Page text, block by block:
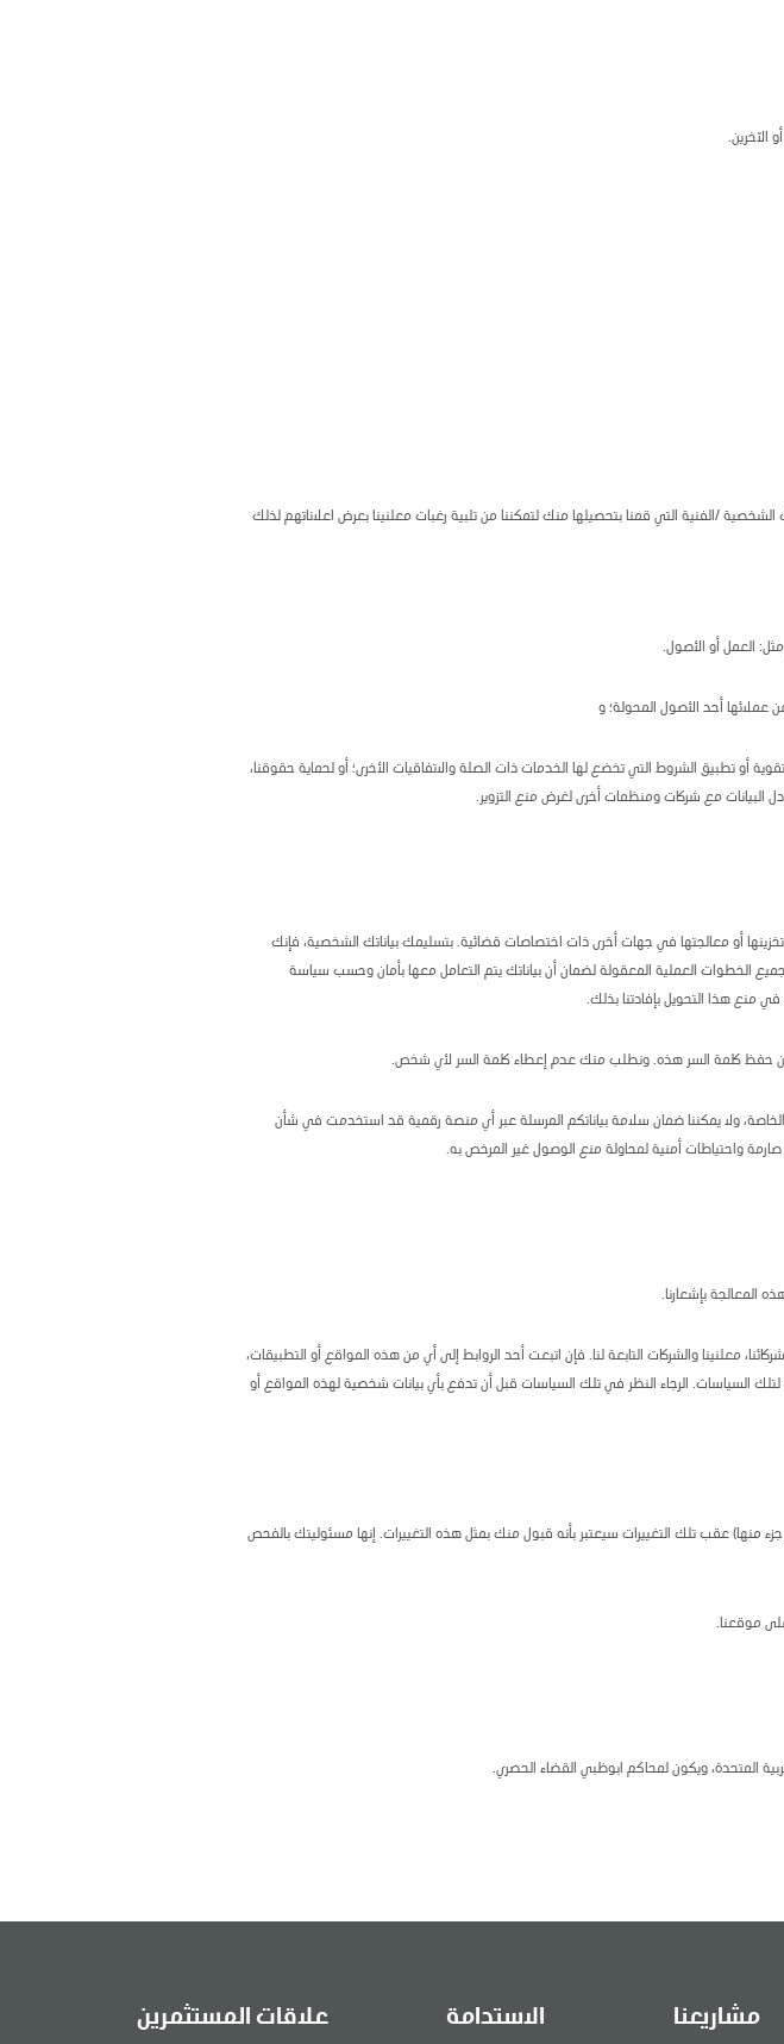
الآخرين.
الشخصية /الفنية التي قمنا بتحصيلها منك لتمكننا من تلبية رغبات معلنينا بعرض اعلاناتهم لذلك
العمل أو الأصول.
عملائها أحد الأصول المحولة؛ و
أو تطبيق الشروط التي تخضع لها الخدمات ذات الصلة والاتفاقيات الأخرى؛ أو لحماية حقوقنا،
البيانات مع شركات ومنظمات أخرى لغرض منع التزوير.
تخزينها أو معالجتها في جهات أخرى ذات اختصاصات قضائية. بتسليمك بياناتك الشخصية، فإنك
جميع الخطوات العملية المعقولة لضمان أن بياناتك يتم التعامل معها بأمان وحسب سياسة
منع هذا التحويل بإفادتنا بذلك.
عن حفظ كلمة السر هذه. ونطلب منك عدم إعطاء كلمة السر لأي شخص.
الخاصة، ولا يمكننا ضمان سلامة بياناتكم المرسلة عبر أي منصة رقمية قد استخدمت في شأن
واحتياطات أمنية لمحاولة منع الوصول غير المرخص به.
بإشعارنا.
معلنينا والشركات التابعة لنا. فإن اتبعت أحد الروابط إلى أي من هذه المواقع أو التطبيقات،
السياسات. الرجاء النظر في تلك السياسات قبل أن تدفع بأي بيانات شخصية لهذه المواقع أو
عقب تلك التغييرات سيعتبر بأنه قبول منك بمثل هذه التغييرات. إنها مسئوليتك بالفحص
موقعنا.
المتحدة، ويكون لمحاكم ابوظبي القضاء الحصري.
مشاريعنا الاستدامة علاقات المستثمرين